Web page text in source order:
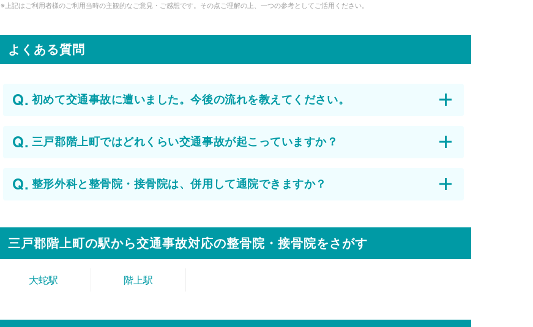
※上記はご利用者様のご利用当時の主観的なご意見・ご感想です。その点ご理解の上、一つの参考としてご活用ください。
よくある質問
初めて交通事故に遭いました。今後の流れを教えてください。
三戸郡階上町ではどれくらい交通事故が起こっていますか？
整形外科と整骨院・接骨院は、併用して通院できますか？
三戸郡階上町の駅から交通事故対応の整骨院・接骨院をさがす
大蛇駅 階上駅